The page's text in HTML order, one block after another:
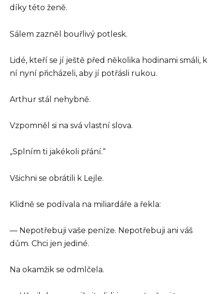
díky této ženě.
Sálem zazněl bouřlivý potlesk.
Lidé, kteří se jí ještě před několika hodinami smáli, k
ní nyní přicházeli, aby jí potřásli rukou.
Arthur stál nehybně.
Vzpomněl si na svá vlastní slova.
„Splním ti jakékoli přání.“
Všichni se obrátili k Lejle.
Klidně se podívala na miliardáře a řekla:
— Nepotřebuji vaše peníze. Nepotřebuji ani váš
dům. Chci jen jediné.
Na okamžik se odmlčela.